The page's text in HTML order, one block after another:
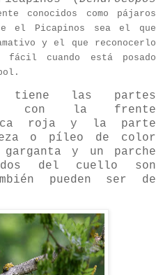
conocidos como pájaros
el Picapinos sea el que
y el que reconocerlo
cuando está posado
tiene las partes
con la frente
roja y la parte
o píleo de color
y un parche
del cuello son
pueden ser de